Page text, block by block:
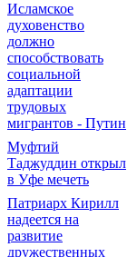
Исламское
духовенство
должно
способствовать
социальной
адаптации
трудовых
мигрантов - Путин
Муфтий
Таджуддин открыл
в Уфе мечеть
Патриарх Кирилл
надеется на
развитие
дружественных